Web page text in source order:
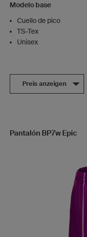
Modelo base
Cuello de pico
TS-Tex
Unisex
Preis anzeigen
Pantalón BP7w Epic